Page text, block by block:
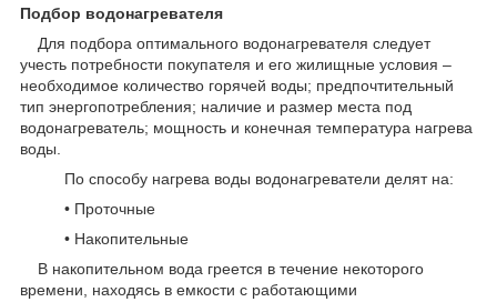
Подбор водонагревателя
Для подбора оптимального водонагревателя следует
учесть потребности покупателя и его жилищные условия –
необходимое количество горячей воды; предпочтительный
тип энергопотребления; наличие и размер места под
водонагреватель; мощность и конечная температура нагрева
воды.
По способу нагрева воды водонагреватели делят на:
• Проточные
• Накопительные
В накопительном вода греется в течение некоторого
времени, находясь в емкости с работающими